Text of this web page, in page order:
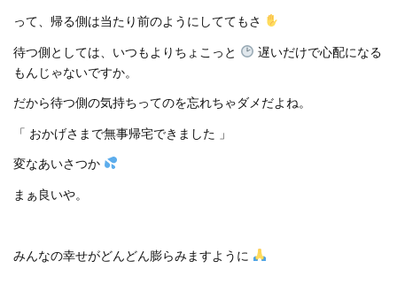
って、帰る側は当たり前のようにしててもさ
待つ側としては、いつもよりちょこっと
遅いだけで心配になる
もんじゃないですか。
だから待つ側の気持ちってのを忘れちゃダメだよね。
「 おかげさまで無事帰宅できました 」
変なあいさつか
まぁ良いや。
みんなの幸せがどんどん膨らみますように